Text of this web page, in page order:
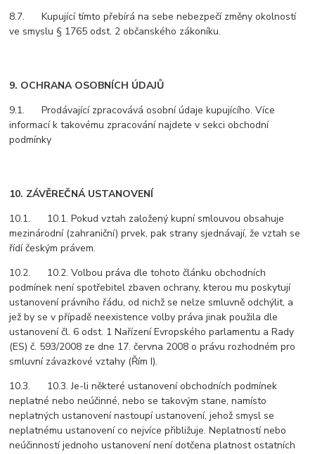
8.7. Kupující tímto přebírá na sebe nebezpečí změny okolností
ve smyslu § 1765 odst. 2 občanského zákoníku.
9. OCHRANA OSOBNÍCH ÚDAJŮ
9.1. Prodávající zpracovává osobní údaje kupujícího. Více
informací k takovému zpracování najdete v sekci obchodní
podmínky
10. ZÁVĚREČNÁ USTANOVENÍ
10.1. 10.1. Pokud vztah založený kupní smlouvou obsahuje
mezinárodní (zahraniční) prvek, pak strany sjednávají, že vztah se
řídí českým právem.
10.2. 10.2. Volbou práva dle tohoto článku obchodních
podmínek není spotřebitel zbaven ochrany, kterou mu poskytují
ustanovení právního řádu, od nichž se nelze smluvně odchýlit, a
jež by se v případě neexistence volby práva jinak použila dle
ustanovení čl. 6 odst. 1 Nařízení Evropského parlamentu a Rady
(ES) č. 593/2008 ze dne 17. června 2008 o právu rozhodném pro
smluvní závazkové vztahy (Řím I).
10.3. 10.3. Je-li některé ustanovení obchodních podmínek
neplatné nebo neúčinné, nebo se takovým stane, namísto
neplatných ustanovení nastoupí ustanovení, jehož smysl se
neplatnému ustanovení co nejvíce přibližuje. Neplatností nebo
neúčinností jednoho ustanovení není dotčena platnost ostatních